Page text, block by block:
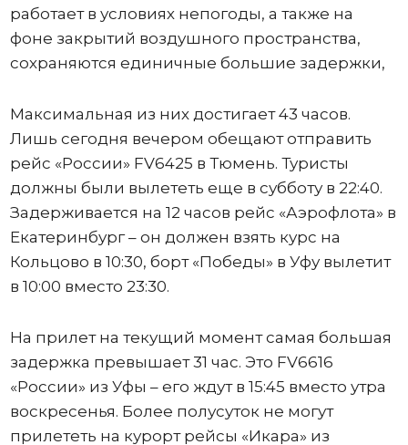
работает в условиях непогоды, а также на
фоне закрытий воздушного пространства,
сохраняются единичные большие задержки,
Максимальная из них достигает 43 часов.
Лишь сегодня вечером обещают отправить
рейс «России» FV6425 в Тюмень. Туристы
должны были вылететь еще в субботу в 22:40.
Задерживается на 12 часов рейс «Аэрофлота» в
Екатеринбург – он должен взять курс на
Кольцово в 10:30, борт «Победы» в Уфу вылетит
в 10:00 вместо 23:30.
На прилет на текущий момент самая большая
задержка превышает 31 час. Это FV6616
«России» из Уфы – его ждут в 15:45 вместо утра
воскресенья. Более полусуток не могут
прилететь на курорт рейсы «Икара» из